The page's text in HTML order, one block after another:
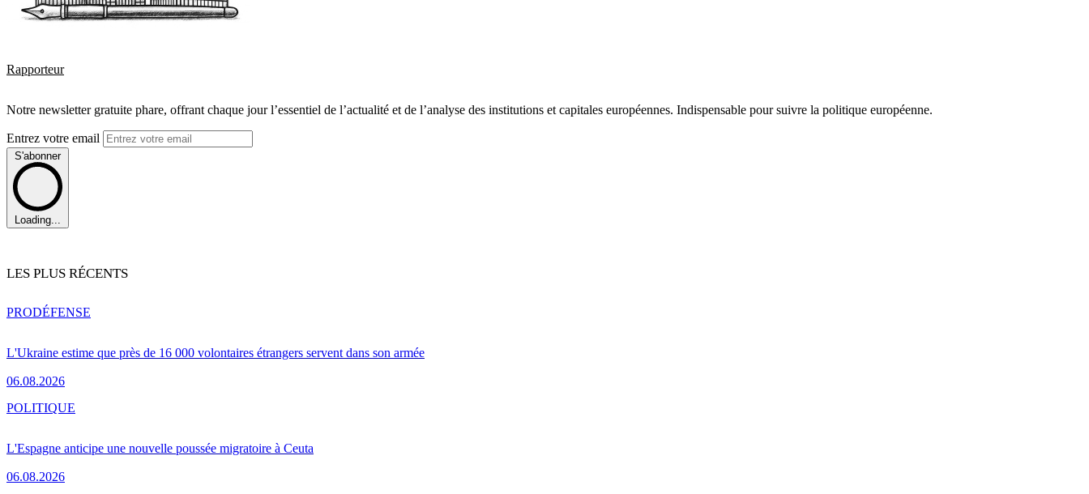
Rapporteur
Notre newsletter gratuite phare, offrant chaque jour l’essentiel de l’actualité et de l’analyse des institutions et capitales européennes. Indispensable pour suivre la politique européenne.
Entrez votre email
S'abonner
Loading...
LES PLUS RÉCENTS
L'Ukraine estime que près de 16 000 volontaires étrangers servent dans son armée
06.08.2026
PRODÉFENSE
L'Espagne anticipe une nouvelle poussée migratoire à Ceuta
06.08.2026
POLITIQUE